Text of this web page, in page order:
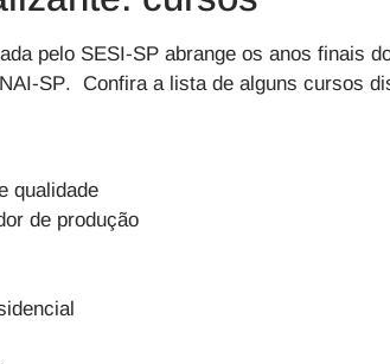
pelo SESI-SP abrange os anos finais
SP. Confira a lista de alguns cursos
qualidade
de produção